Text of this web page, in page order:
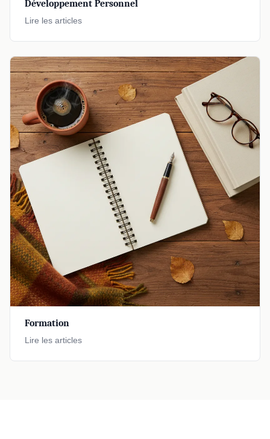
Développement Personnel
Lire les articles
Formation
Lire les articles